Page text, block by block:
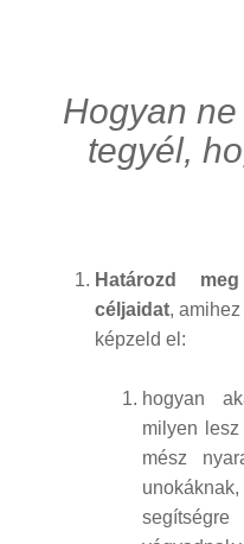
Hogyan
tegyél,
Határozd
céljaidat,
képzeld el:
hogyan
milyen lesz
mész